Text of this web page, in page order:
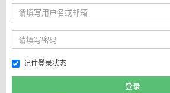
记住登录状态